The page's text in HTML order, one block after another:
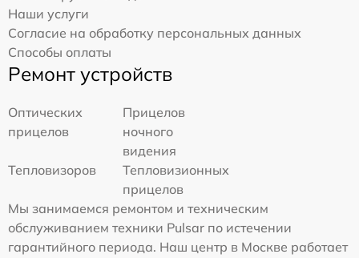
Наши услуги
Согласие на обработку персональных данных
Способы оплаты
Ремонт устройств
Оптических
прицелов
Прицелов
ночного
видения
Тепловизоров
Тепловизионных
прицелов
Мы занимаемся ремонтом и техническим
обслуживанием техники Pulsar по истечении
гарантийного периода. Наш центр в Москве работает